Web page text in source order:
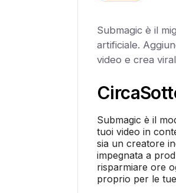
Submagic è il
artificiale.
video e crea
Circa
Submagic è il
tuoi video in
sia un creatore
impegnata a
risparmiare ore
proprio per le